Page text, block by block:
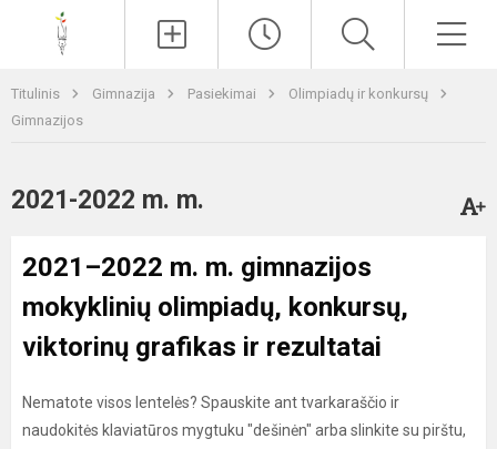
Titulinis Gimnazija Pasiekimai
Olimpiadų ir konkursų
Gimnazijos
2021-2022 m. m.
2021–2022 m. m. gimnazijos
mokyklinių olimpiadų, konkursų,
viktorinų grafikas ir rezultatai
Nematote visos lentelės? Spauskite ant tvarkaraščio ir
naudokitės klaviatūros mygtuku "dešinėn" arba slinkite su pirštu,